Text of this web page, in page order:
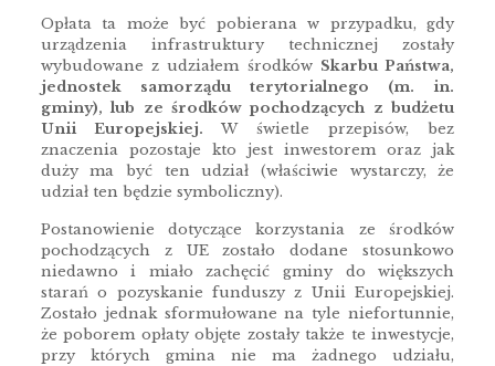
Opłata ta może być pobierana w przypadku, gdy
urządzenia infrastruktury technicznej zostały
wybudowane z udziałem środków Skarbu Państwa,
jednostek samorządu terytorialnego (m. in.
gminy), lub ze środków pochodzących z budżetu
Unii Europejskiej. W świetle przepisów, bez
znaczenia pozostaje kto jest inwestorem oraz jak
duży ma być ten udział (właściwie wystarczy, że
udział ten będzie symboliczny).
Postanowienie dotyczące korzystania ze środków
pochodzących z UE zostało dodane stosunkowo
niedawno i miało zachęcić gminy do większych
starań o pozyskanie funduszy z Unii Europejskiej.
Zostało jednak sformułowane na tyle niefortunnie,
że poborem opłaty objęte zostały także te inwestycje,
przy których gmina nie ma żadnego udziału,